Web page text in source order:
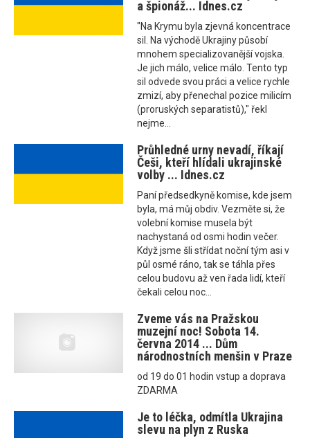
a špionáž... Idnes.cz
"Na Krymu byla zjevná koncentrace
sil. Na východě Ukrajiny působí
mnohem specializovanější vojska.
Je jich málo, velice málo. Tento typ
sil odvede svou práci a velice rychle
zmizí, aby přenechal pozice milicím
(proruských separatistů)," řekl
nejme...
Průhledné urny nevadí, říkají
Češi, kteří hlídali ukrajinské
volby ... Idnes.cz
Paní předsedkyně komise, kde jsem
byla, má můj obdiv. Vezměte si, že
volební komise musela být
nachystaná od osmi hodin večer.
Když jsme šli střídat noční tým asi v
půl osmé ráno, tak se táhla přes
celou budovu až ven řada lidí, kteří
čekali celou noc...
Zveme vás na Pražskou
muzejní noc! Sobota 14.
června 2014 ... Dům
národnostních menšin v Praze
od 19 do 01 hodin vstup a doprava
ZDARMA
Je to léčka, odmítla Ukrajina
slevu na plyn z Ruska